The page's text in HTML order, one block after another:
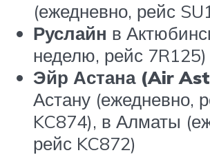
(ежедневно, рейс
Руслайн в
неделю, рейс 7R125)
Эйр Астана (Air
Астану (ежедневно,
KC874), в Алматы
рейс KC872)